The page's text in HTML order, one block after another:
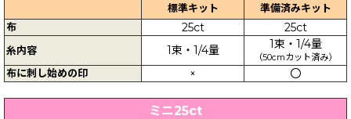
標準キット
準備済みキット
布
25ct 25ct
糸内容 1束・1/4量 1束・1/4量
（50cmカット済み）
布に刺し始めの印 × 〇
ミニ25ct